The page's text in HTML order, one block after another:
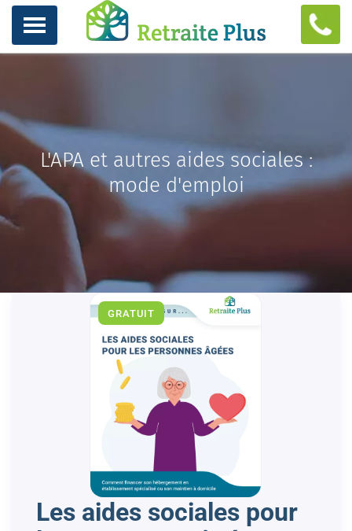
L'APA et autres aides sociales :
mode d'emploi
GRATUIT
Les aides sociales pour